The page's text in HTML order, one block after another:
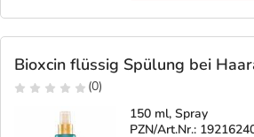
Bioxcin flüssig Spülung bei
(0)
150 ml, Spray
PZN/Art.Nr.: